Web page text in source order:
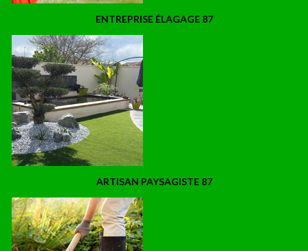
ENTREPRISE ÉLAGAGE 87
ARTISAN PAYSAGISTE 87